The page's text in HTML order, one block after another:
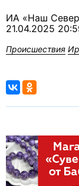
ИА «Наш
21.04.2025
Происшествия